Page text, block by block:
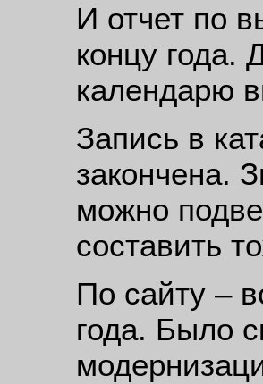
И отчет по
концу года.
календарю
Запись в
закончена.
можно
составить
По сайту –
года. Было